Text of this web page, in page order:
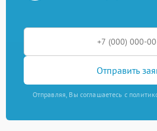
Отправить
Отправляя, Вы соглашаетесь с